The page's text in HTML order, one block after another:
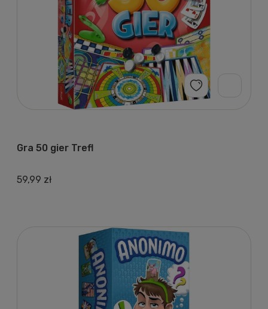
Gra 50 gier Trefl
59,99 zł